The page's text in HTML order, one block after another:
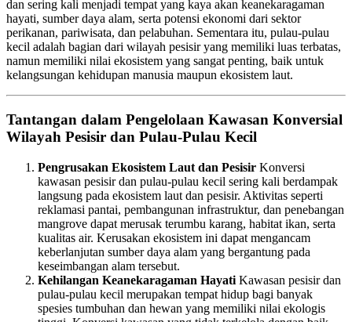
dan sering kali menjadi tempat yang kaya akan keanekaragaman
hayati, sumber daya alam, serta potensi ekonomi dari sektor
perikanan, pariwisata, dan pelabuhan. Sementara itu, pulau-pulau
kecil adalah bagian dari wilayah pesisir yang memiliki luas terbatas,
namun memiliki nilai ekosistem yang sangat penting, baik untuk
kelangsungan kehidupan manusia maupun ekosistem laut.
Tantangan dalam Pengelolaan Kawasan Konversial
Wilayah Pesisir dan Pulau-Pulau Kecil
Pengrusakan Ekosistem Laut dan Pesisir Konversi
kawasan pesisir dan pulau-pulau kecil sering kali berdampak
langsung pada ekosistem laut dan pesisir. Aktivitas seperti
reklamasi pantai, pembangunan infrastruktur, dan penebangan
mangrove dapat merusak terumbu karang, habitat ikan, serta
kualitas air. Kerusakan ekosistem ini dapat mengancam
keberlanjutan sumber daya alam yang bergantung pada
keseimbangan alam tersebut.
Kehilangan Keanekaragaman Hayati Kawasan pesisir dan
pulau-pulau kecil merupakan tempat hidup bagi banyak
spesies tumbuhan dan hewan yang memiliki nilai ekologis